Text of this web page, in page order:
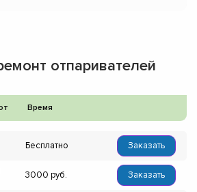
отпаривателей
Время
Бесплатно Заказать
3000 Заказать